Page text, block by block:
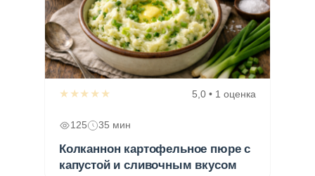
★★★★★ 5,0 • 1 оценка
125 35 мин
Колканнон картофельное пюре с
капустой и сливочным вкусом